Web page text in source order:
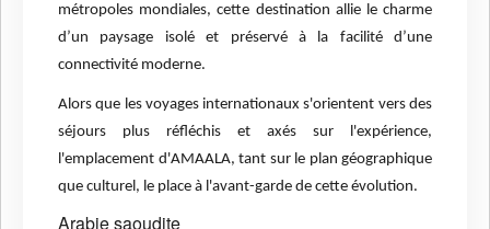
métropoles mondiales, cette destination allie le charme
d’un paysage isolé et préservé à la facilité d’une
connectivité moderne.
Alors que les voyages internationaux s'orientent vers des
séjours plus réfléchis et axés sur l'expérience,
l'emplacement d'AMAALA, tant sur le plan géographique
que culturel, le place à l'avant-garde de cette évolution.
Arabie saoudite